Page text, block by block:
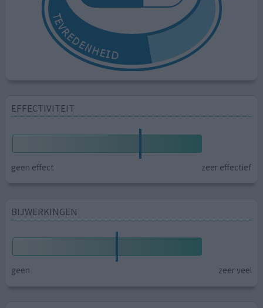
EFFECTIVITEIT
geen effect zeer effectief
BIJWERKINGEN
geen zeer veel